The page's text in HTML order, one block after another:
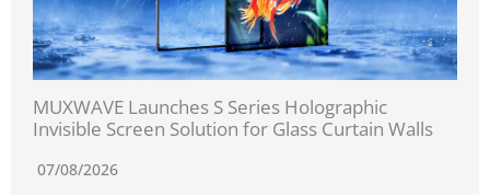
MUXWAVE Launches S Series Holographic
Invisible Screen Solution for Glass Curtain Walls
07/08/2026